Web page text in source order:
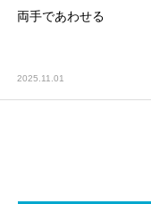
両手であわせる
2025.11.01